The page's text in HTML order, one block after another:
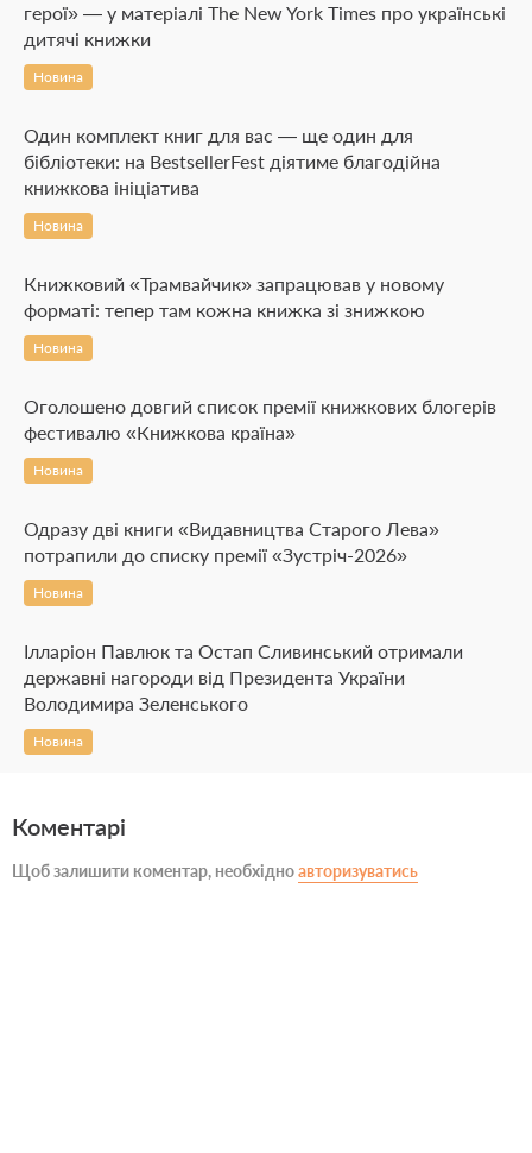
герої» — у матеріалі The New York Times про українські
дитячі книжки
Новина
Один комплект книг для вас — ще один для
бібліотеки: на BestsellerFest діятиме благодійна
книжкова ініціатива
Новина
Книжковий «Трамвайчик» запрацював у новому
форматі: тепер там кожна книжка зі знижкою
Новина
Оголошено довгий список премії книжкових блогерів
фестивалю «Книжкова країна»
Новина
Одразу дві книги «Видавництва Старого Лева»
потрапили до списку премії «Зустріч-2026»
Новина
Ілларіон Павлюк та Остап Сливинський отримали
державні нагороди від Президента України
Володимира Зеленського
Новина
Коментарі
Щоб залишити коментар, необхідноавторизуватись